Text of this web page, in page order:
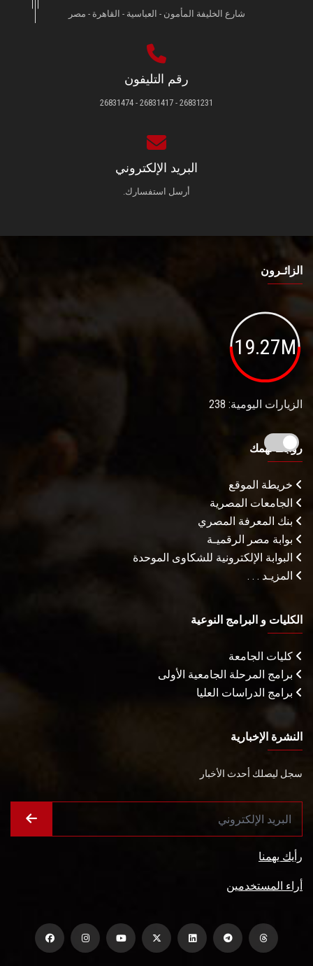
شارع الخليفة المأمون - العباسية - القاهرة - مصر
رقم التليفون
26831231 - 26831417 - 26831474
البريد الإلكتروني
أرسل استفسارك.
الزائـرون
19.27M
الزيارات اليومية: 238
روابط تهمك
خريطة الموقع
الجامعات المصرية
بنك المعرفة المصري
بوابة مصر الرقميـة
البوابة الإلكترونية للشكاوى الموحدة
المزيـد . . .
الكليات و البرامج النوعية
كليات الجامعة
برامج المرحلة الجامعية الأولى
برامج الدراسات العليا
النشرة الإخبارية
سجل ليصلك أحدث الأخبار
رأيك يهمنا
أراء المستخدمين